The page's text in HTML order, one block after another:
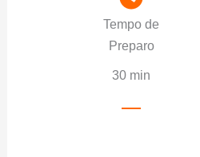
Tempo de
Preparo
30 min